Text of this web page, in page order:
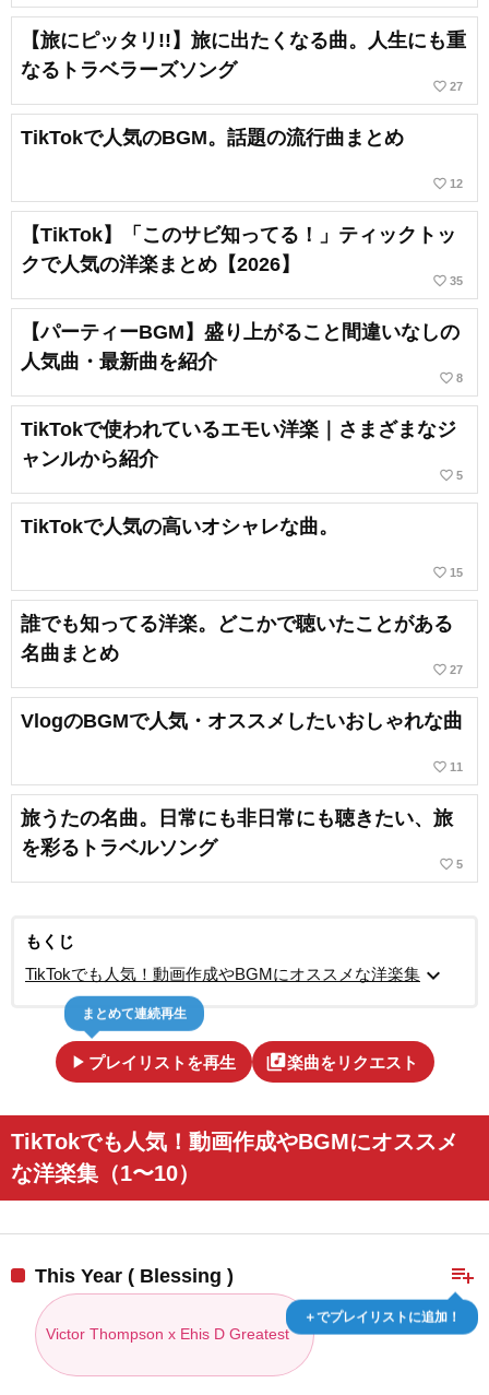
【旅にピッタリ!!】旅に出たくなる曲。人生にも重
なるトラベラーズソング
favorite_border 27
TikTokで人気のBGM。話題の流行曲まとめ
favorite_border 12
【TikTok】「このサビ知ってる！」ティックトッ
クで人気の洋楽まとめ【2026】
favorite_border 35
【パーティーBGM】盛り上がること間違いなしの
人気曲・最新曲を紹介
favorite_border 8
TikTokで使われているエモい洋楽｜さまざまなジ
ャンルから紹介
favorite_border 5
TikTokで人気の高いオシャレな曲。
favorite_border 15
誰でも知ってる洋楽。どこかで聴いたことがある
名曲まとめ
favorite_border 27
VlogのBGMで人気・オススメしたいおしゃれな曲
favorite_border 11
旅うたの名曲。日常にも非日常にも聴きたい、旅
を彩るトラベルソング
favorite_border 5
もくじ
TikTokでも人気！動画作成やBGMにオススメな洋楽集 expand_more
play_arrow プレイリストを再生
まとめて連続再生
library_music楽曲をリクエスト
TikTokでも人気！動画作成やBGMにオススメ
な洋楽集（1〜10）
playlist_add
＋でプレイリストに追加！
This Year ( Blessing )
Victor Thompson x Ehis D Greatest